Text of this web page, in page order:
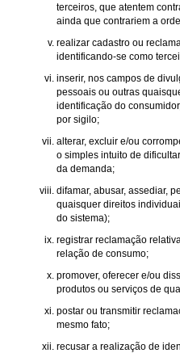
terceiros, que atentem
ainda que contrariem a
realizar cadastro ou
identificando-se como
inserir, nos campos de
pessoais ou outras
identificação do
por sigilo;
alterar, excluir e/ou
o simples intuito de
da demanda;
difamar, abusar, assediar,
quaisquer direitos
do sistema);
registrar reclamação
relação de consumo;
promover, oferecer e/ou
produtos ou serviços de
postar ou transmitir
mesmo fato;
recusar a realização de